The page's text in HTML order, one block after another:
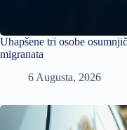
Uhapšene tri osobe
migranata
6 Augusta, 2026